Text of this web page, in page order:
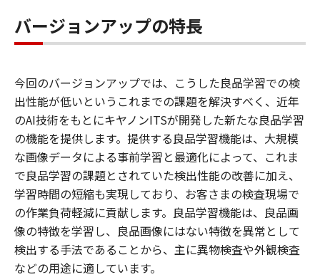
バージョンアップの特長
今回のバージョンアップでは、こうした良品学習での検
出性能が低いというこれまでの課題を解決すべく、近年
のAI技術をもとにキヤノンITSが開発した新たな良品学習
の機能を提供します。提供する良品学習機能は、大規模
な画像データによる事前学習と最適化によって、これま
で良品学習の課題とされていた検出性能の改善に加え、
学習時間の短縮も実現しており、お客さまの検査現場で
の作業負荷軽減に貢献します。良品学習機能は、良品画
像の特徴を学習し、良品画像にはない特徴を異常として
検出する手法であることから、主に異物検査や外観検査
などの用途に適しています。